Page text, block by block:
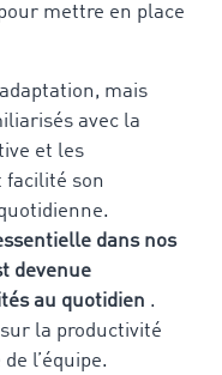
mettre en place
mais
avec la
et les
facilité son
dans nos
devenue
au quotidien .
la productivité
l’équipe.